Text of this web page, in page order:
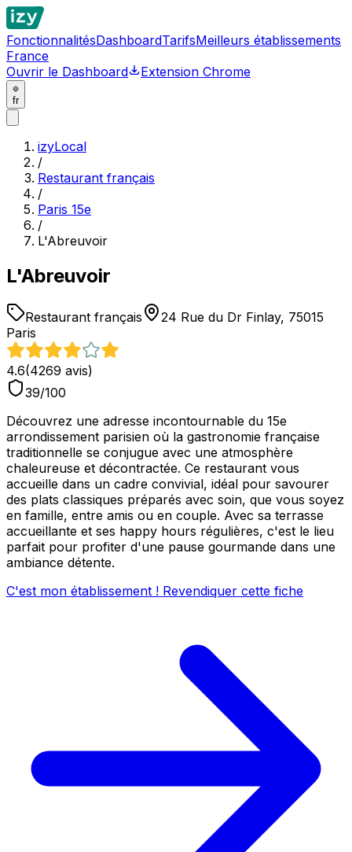
FonctionnalitésDashboardTarifsMeilleurs établissements
France
Ouvrir le Dashboard
Extension Chrome
fr
izyLocal
/
Restaurant français
/
Paris 15e
/
L'Abreuvoir
L'Abreuvoir
Restaurant français
24 Rue du Dr Finlay, 75015
Paris
4.6(4269 avis)
39/100
Découvrez une adresse incontournable du 15e
arrondissement parisien où la gastronomie française
traditionnelle se conjugue avec une atmosphère
chaleureuse et décontractée. Ce restaurant vous
accueille dans un cadre convivial, idéal pour savourer
des plats classiques préparés avec soin, que vous soyez
en famille, entre amis ou en couple. Avec sa terrasse
accueillante et ses happy hours régulières, c'est le lieu
parfait pour profiter d'une pause gourmande dans une
ambiance détente.
C'est mon établissement ! Revendiquer cette fiche